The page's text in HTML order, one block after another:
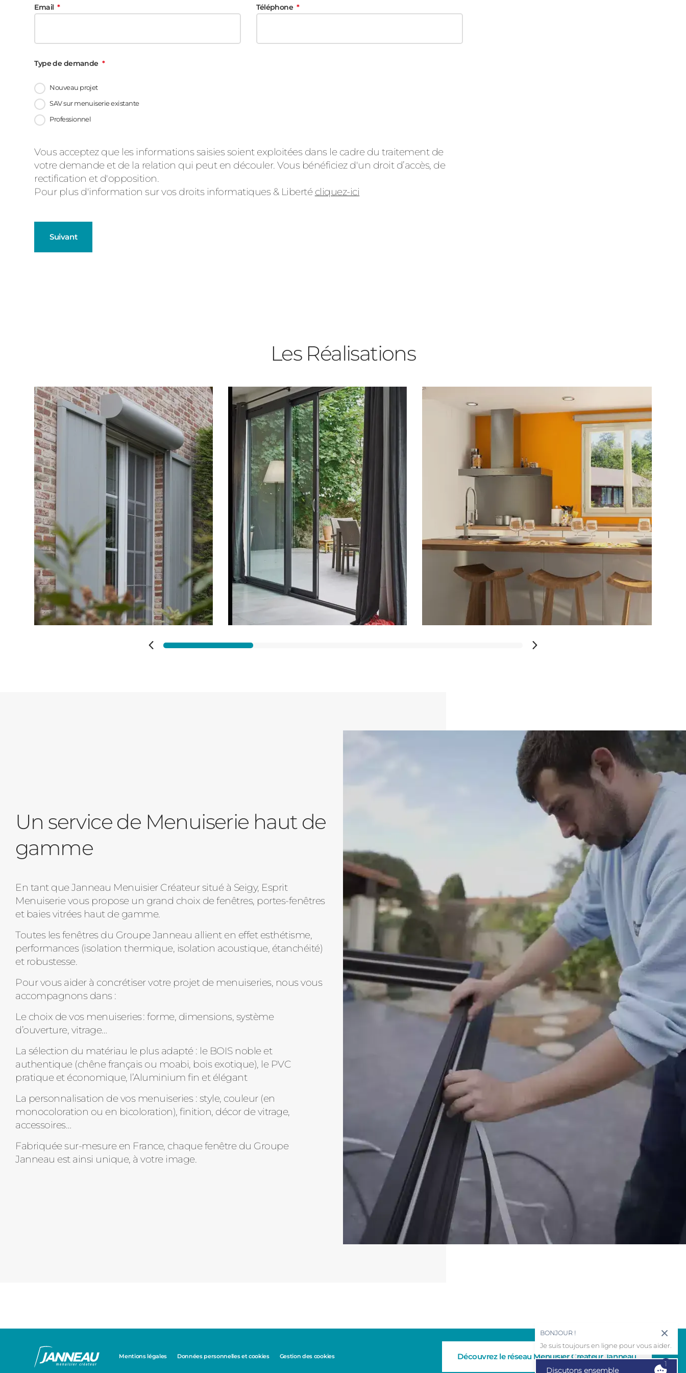
Email Téléphone
Type de demande
Nouveau projet
SAV sur menuiserie existante
Professionnel
Message
d'état
Vous acceptez que les informations saisies soient exploitées dans le cadre du traitement de
votre demande et de la relation qui peut en découler. Vous bénéficiez d'un droit d’accès, de
rectification et d'opposition.
Pour plus d'information sur vos droits informatiques & Liberté cliquez-ici
Suivant
Volets Roulants
Pergolas
Carports
Cloture
Portail
Pavillon
Appartement
Autre
Vos disponibilités
Adresse des travaux
Les Réalisations
Un service de Menuiserie haut de
gamme
En tant que Janneau Menuisier Créateur situé à Seigy, Esprit
Menuiserie vous propose un grand choix de fenêtres, portes-fenêtres
et baies vitrées haut de gamme.
Toutes les fenêtres du Groupe Janneau allient en effet esthétisme,
performances (isolation thermique, isolation acoustique, étanchéité)
et robustesse.
Pour vous aider à concrétiser votre projet de menuiseries, nous vous
accompagnons dans :
Le choix de vos menuiseries : forme, dimensions, système
d’ouverture, vitrage…
La sélection du matériau le plus adapté : le BOIS noble et
authentique (chêne français ou moabi, bois exotique), le PVC
pratique et économique, l’Aluminium fin et élégant
La personnalisation de vos menuiseries : style, couleur (en
monocoloration ou en bicoloration), finition, décor de vitrage,
accessoires…
Fabriquée sur-mesure en France, chaque fenêtre du Groupe
Janneau est ainsi unique, à votre image.
Mentions légales Données personnelles et cookies Gestion des cookies Découvrez le réseau Menuisier Créateur Janneau
Discutons ensemble
1
BONJOUR !
Je suis toujours en ligne pour vous aider.